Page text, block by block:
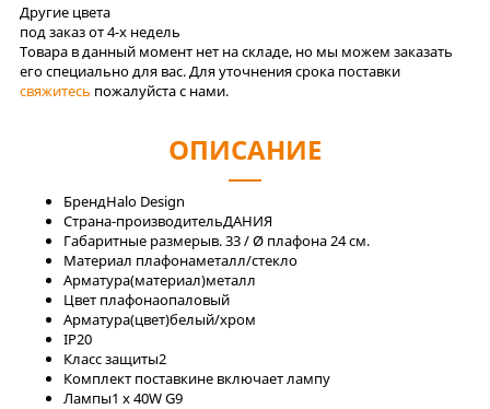
Другие цвета
под заказ от 4-x недель
Товара в данный момент нет на складе, но мы можем заказать
его специально для вас. Для уточнения срока поставки
свяжитесь пожалуйста с нами.
ОПИСАНИЕ
БрендHalo Design
Страна-производительДАНИЯ
Габаритные размерыв. 33 / Ø плафона 24 см.
Материал плафонаметалл/стекло
Арматура(материал)металл
Цвет плафонаопаловый
Арматура(цвет)белый/хром
IP20
Класс защиты2
Комплект поставкине включает лампу
Лaмпы1 x 40W G9